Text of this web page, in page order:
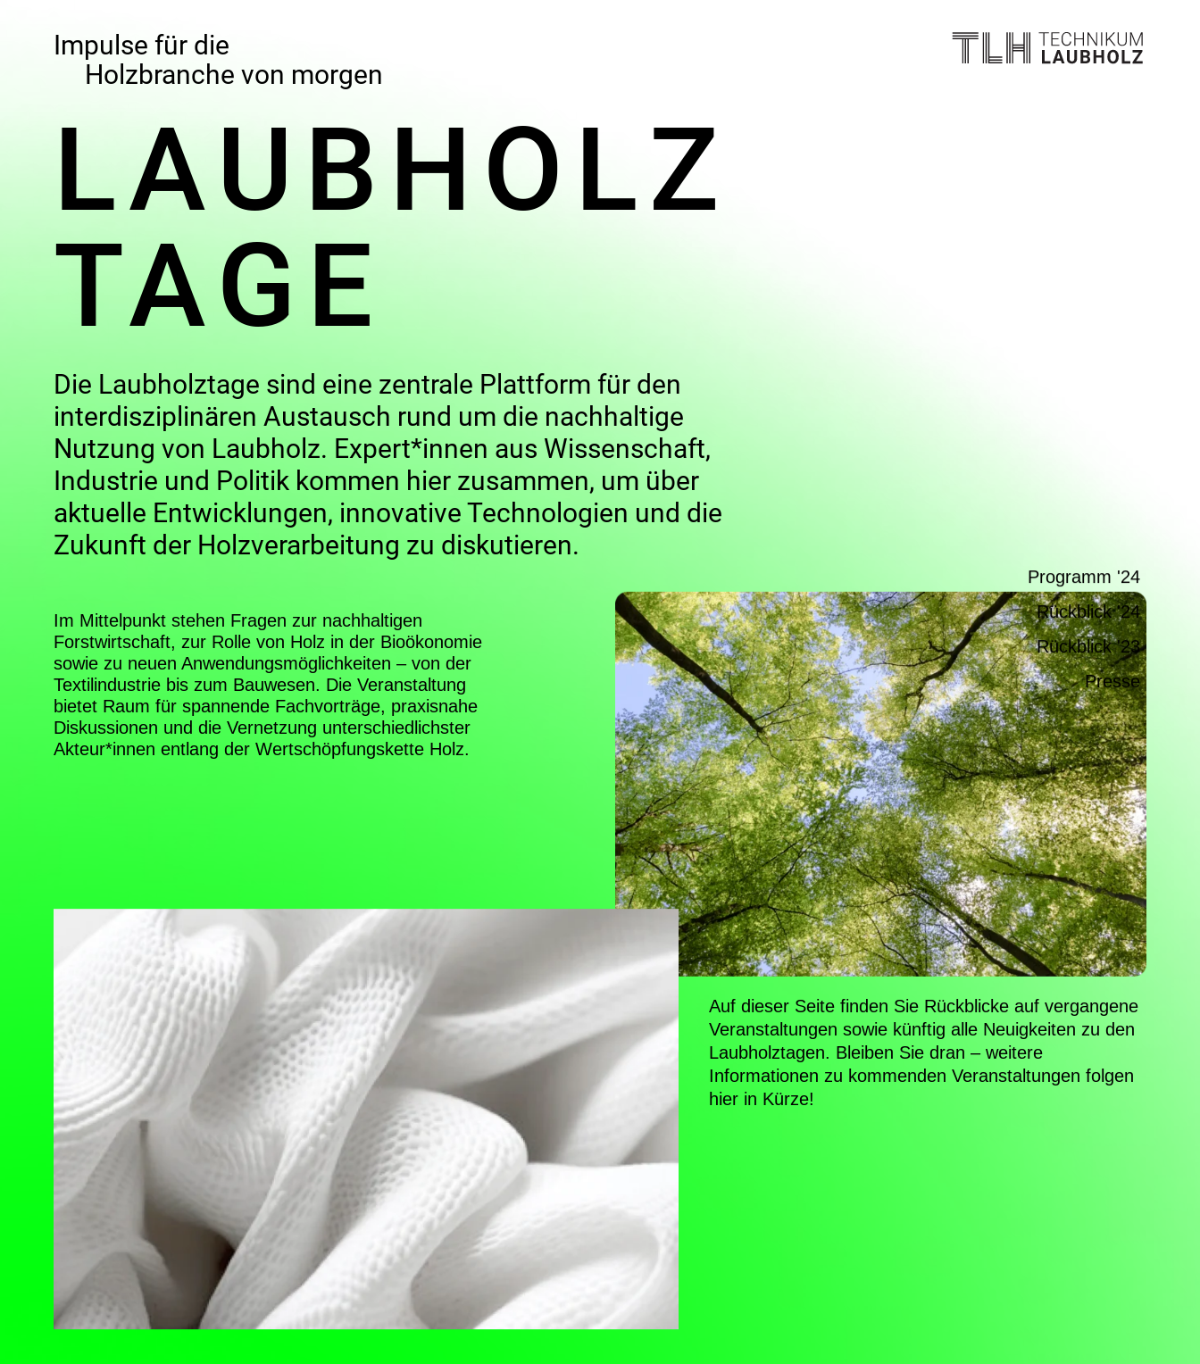
Impulse für die
Holzbranche von morgen
LAUB​HOLZ
TAGE
Programm '24
Rückblick '24
Rückblick '23
Presse
Die Laubholztage sind eine zentrale Plattform für den
interdisziplinären Austausch rund um die nachhaltige
Nutzung von Laubholz. Expert*innen aus Wissenschaft,
Industrie und Politik kommen hier zusammen, um über
aktuelle Entwicklungen, innovative Technologien und die
Zukunft der Holzverarbeitung zu diskutieren.
Im Mittelpunkt stehen Fragen zur nachhaltigen
Forstwirtschaft, zur Rolle von Holz in der Bioökonomie
sowie zu neuen Anwendungsmöglichkeiten – von der
Textilindustrie bis zum Bauwesen. Die Veranstaltung
bietet Raum für spannende Fachvorträge, praxisnahe
Diskussionen und die Vernetzung unterschiedlichster
Akteur*innen entlang der Wertschöpfungskette Holz.
Auf dieser Seite finden Sie Rückblicke auf vergangene
Veranstaltungen sowie künftig alle Neuigkeiten zu den
Laubholztagen. Bleiben Sie dran – weitere
Informationen zu kommenden Veranstaltungen folgen
hier in Kürze!